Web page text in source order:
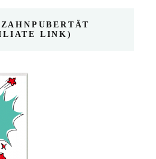
LINK)